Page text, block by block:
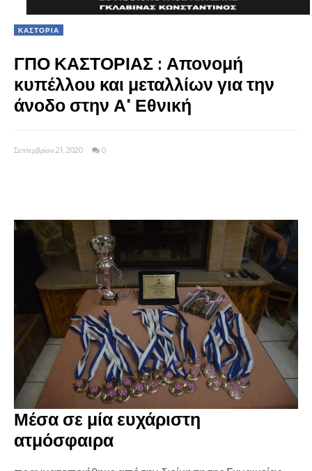
ΚΑΣΤΟΡΙΑ
ΓΠΟ ΚΑΣΤΟΡΙΑΣ : Απονομή
κυπέλλου και μεταλλίων για την
άνοδο στην Α' Εθνική
Σεπτεμβρίου 21, 2020 0
Μέσα σε μία ευχάριστη
ατμόσφαιρα